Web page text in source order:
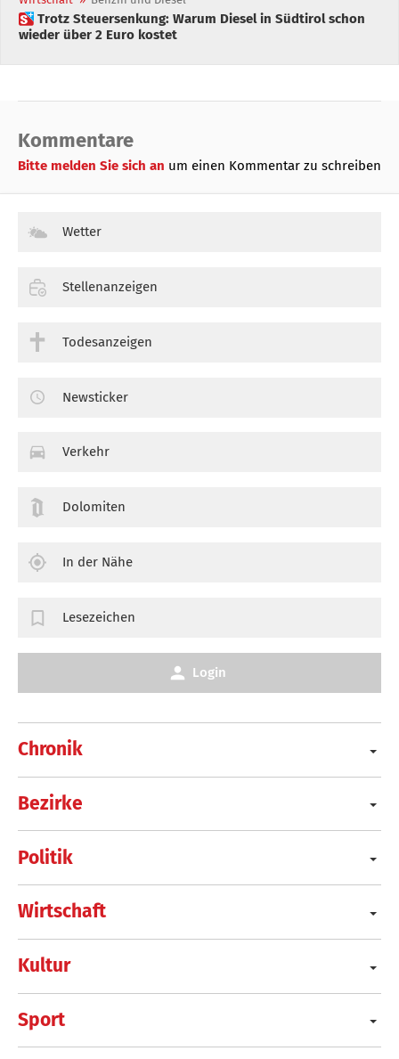
 Trotz Steuersenkung: Warum Diesel in Südtirol schon
wieder über 2 Euro kostet
Kommentare
Bitte melden Sie sich an um einen Kommentar zu schreiben
Chronik
Bezirke
Politik
Wirtschaft
Kultur
Sport
Wetter
Stellenanzeigen
Todesanzeigen
Newsticker
Verkehr
Dolomiten
In der Nähe
Lesezeichen
Login